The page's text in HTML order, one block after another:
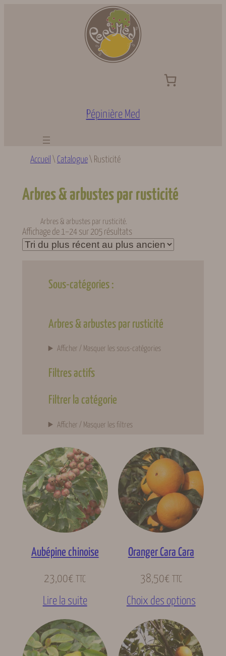
Pépinière Med
Accueil \ Catalogue\ Rusticité
Arbres & arbustes par rusticité
Arbres & arbustes par rusticité.
Affichage de 1–24 sur 205 résultatsTrié
du
Sous-catégories :
Arbres & arbustes par rusticité
Afficher / Masquer les sous-catégories
Filtres actifs
Filtrer la catégorie
Afficher / Masquer les filtres
Aubépine chinoise
23,00€ TTC
Lire la suite
Oranger Cara Cara
38,50€ TTC
Choix des options